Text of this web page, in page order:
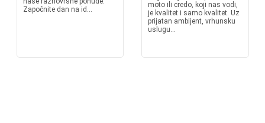
Započnite dan na id...
moto ili credo, koji nas vodi,
je kvalitet i samo kvalitet. Uz
prijatan ambijent, vrhunsku
uslugu...